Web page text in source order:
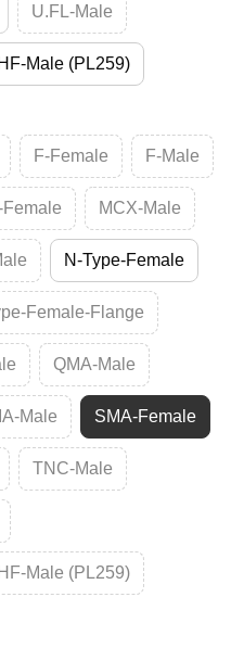
U.FL-Male
Male (PL259)
F-Female F-Male
Female MCX-Male
N-Type-Female
Female-Flange
QMA-Male
Male SMA-Female
TNC-Male
Male (PL259)